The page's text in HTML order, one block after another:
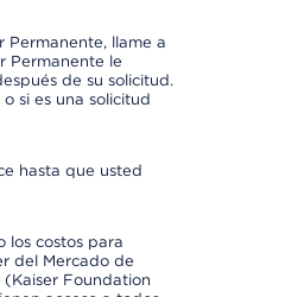
Permanente, llame a
Permanente le
de su solicitud.
si es una solicitud
hasta que usted
los costos para
del Mercado de
(Kaiser Foundation